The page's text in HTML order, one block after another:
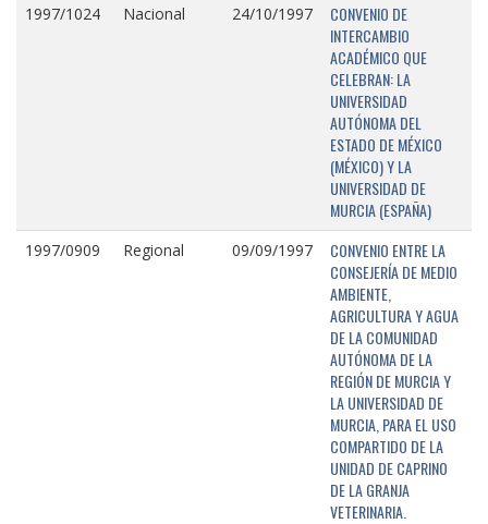
1997/1024 Nacional 24/10/1997
CONVENIO DE
INTERCAMBIO
ACADÉMICO QUE
CELEBRAN: LA
UNIVERSIDAD
AUTÓNOMA DEL
ESTADO DE MÉXICO
(MÉXICO) Y LA
UNIVERSIDAD DE
MURCIA (ESPAÑA)
1997/0909 Regional 09/09/1997
CONVENIO ENTRE LA
CONSEJERÍA DE MEDIO
AMBIENTE,
AGRICULTURA Y AGUA
DE LA COMUNIDAD
AUTÓNOMA DE LA
REGIÓN DE MURCIA Y
LA UNIVERSIDAD DE
MURCIA, PARA EL USO
COMPARTIDO DE LA
UNIDAD DE CAPRINO
DE LA GRANJA
VETERINARIA.